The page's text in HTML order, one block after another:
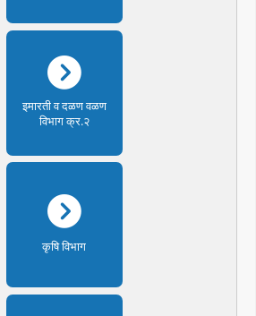
इमारती व दळण वळण
विभाग क्र.२
कृषि विभाग